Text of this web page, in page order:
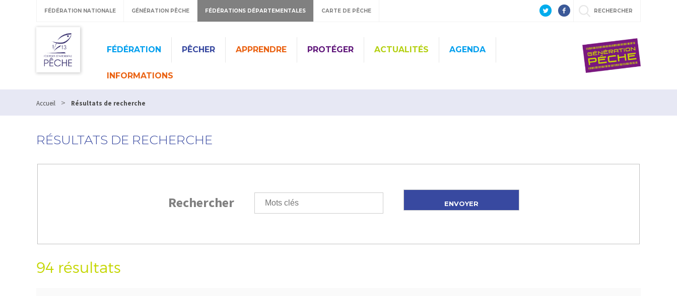
FÉDÉRATION NATIONALE GÉNÉRATION PÊCHE FÉDÉRATIONS DÉPARTEMENTALES CARTE DE PÊCHE RECHERCHER
FÉDÉRATION PÊCHER APPRENDRE PROTÉGER ACTUALITÉS AGENDA
INFORMATIONS
Accueil > Résultats de recherche
RÉSULTATS DE RECHERCHE
Rechercher
94 résultats